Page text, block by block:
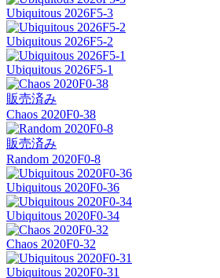
Ubiquitous 2026F5-3
Ubiquitous 2026F5-2
Ubiquitous 2026F5-1
販売済み
Chaos 2020F0-38
販売済み
Random 2020F0-8
Ubiquitous 2020F0-36
Ubiquitous 2020F0-34
Chaos 2020F0-32
Ubiquitous 2020F0-31